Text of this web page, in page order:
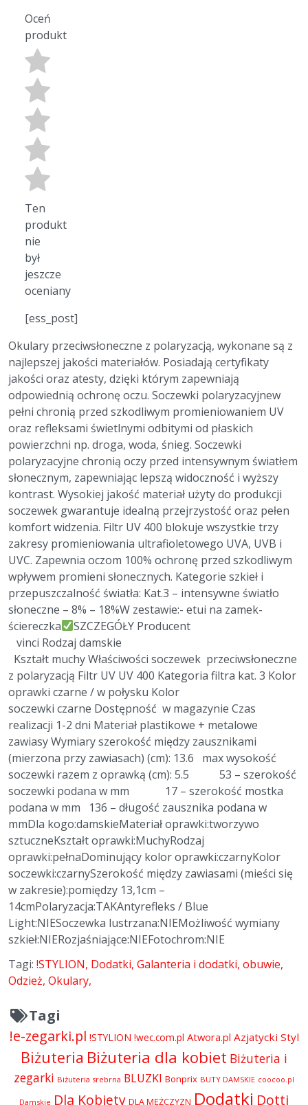
Oceń
produkt
Ten
produkt
nie
był
jeszcze
oceniany
[ess_post]
Okulary przeciwsłoneczne z polaryzacją, wykonane są z
najlepszej jakości materiałów. Posiadają certyfikaty
jakości oraz atesty, dzięki którym zapewniają
odpowiednią ochronę oczu. Soczewki polaryzacyjnew
pełni chronią przed szkodliwym promieniowaniem UV
oraz refleksami świetlnymi odbitymi od płaskich
powierzchni np. droga, woda, śnieg. Soczewki
polaryzacyjne chronią oczy przed intensywnym światłem
słonecznym, zapewniając lepszą widoczność i wyższy
kontrast. Wysokiej jakość materiał użyty do produkcji
soczewek gwarantuje idealną przejrzystość oraz pełen
komfort widzenia. Filtr UV 400 blokuje wszystkie trzy
zakresy promieniowania ultrafioletowego UVA, UVB i
UVC. Zapewnia oczom 100% ochronę przed szkodliwym
wpływem promieni słonecznych. Kategorie szkieł i
przepuszczalność światła: Kat.3 – intensywne światło
słoneczne – 8% – 18%W zestawie:- etui na zamek-
ściereczka
SZCZEGÓŁY Producent
vinci Rodzaj damskie
Kształt muchy Właściwości soczewek przeciwsłoneczne
z polaryzacją Filtr UV UV 400 Kategoria filtra kat. 3 Kolor
oprawki czarne / w połysku Kolor
soczewki czarne Dostępność w magazynie Czas
realizacji 1-2 dni Materiał plastikowe + metalowe
zawiasy Wymiary szerokość między zausznikami
(mierzona przy zawiasach) (cm): 13.6 max wysokość
soczewki razem z oprawką (cm): 5.5 53 – szerokość
soczewki podana w mm 17 – szerokość mostka
podana w mm 136 – długość zausznika podana w
mmDla kogo:damskieMateriał oprawki:tworzywo
sztuczneKształt oprawki:MuchyRodzaj
oprawki:pełnaDominujący kolor oprawki:czarnyKolor
soczewki:czarnySzerokość między zawiasami (mieści się
w zakresie):pomiędzy 13,1cm –
14cmPolaryzacja:TAKAntyrefleks / Blue
Light:NIESoczewka lustrzana:NIEMożliwość wymiany
szkieł:NIERozjaśniające:NIEFotochrom:NIE
Tagi: !STYLION Dodatki Galanteria i dodatki obuwie
Odzież Okulary
Tagi
!e-zegarki.pl !STYLION !wec.com.pl Atwora.pl Azjatycki Styl
Biżuteria Biżuteria dla kobiet Biżuteria i
zegarki Biżuteria srebrna BLUZKI Bonprix BUTY DAMSKIE coocoo.pl
Damskie Dla Kobiety DLA MĘŻCZYZN Dodatki Dotti